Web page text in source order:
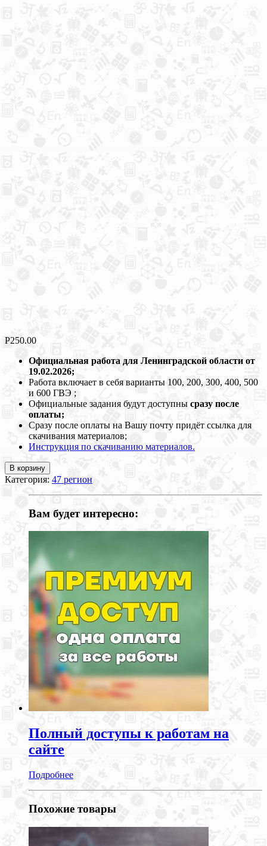
Р250.00
Официальная работа для Ленинградской области от
19.02.2026;
Работа включает в себя варианты 100, 200, 300, 400, 500
и 600 ГВЭ ;
Официальные задания будут доступны сразу после
оплаты;
Сразу после оплаты на Вашу почту придёт ссылка для
скачивания материалов;
Инструкция по скачиванию материалов.
В корзину
Категория: 47 регион
Вам будет интересно:
Полный доступы к работам на
сайте
Подробнее
Похожие товары